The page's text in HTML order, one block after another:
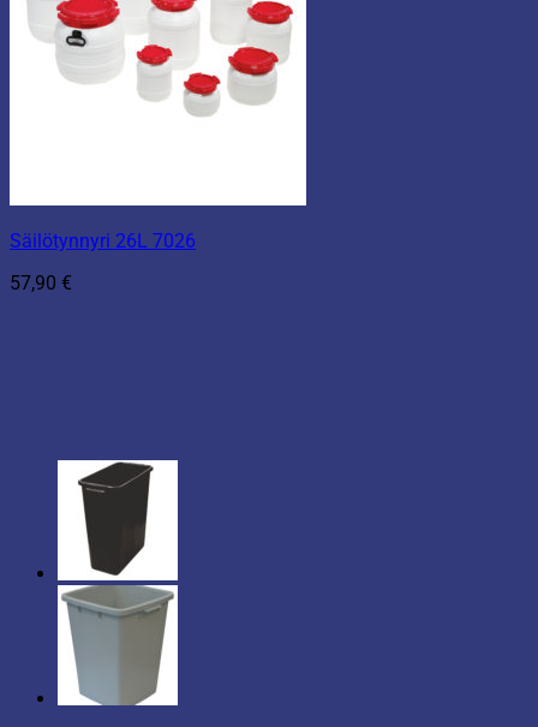
Säilötynnyri 26L 7026
57,90 €